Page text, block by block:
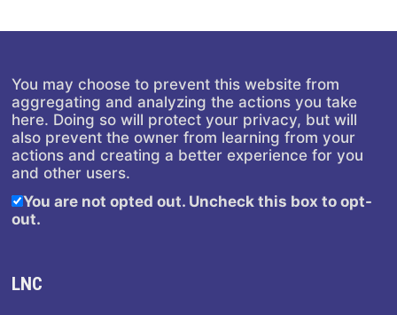
You may choose to prevent this website from
aggregating and analyzing the actions you take
here. Doing so will protect your privacy, but will
also prevent the owner from learning from your
actions and creating a better experience for you
and other users.
You are not opted out. Uncheck this box to opt-
out.
LNC